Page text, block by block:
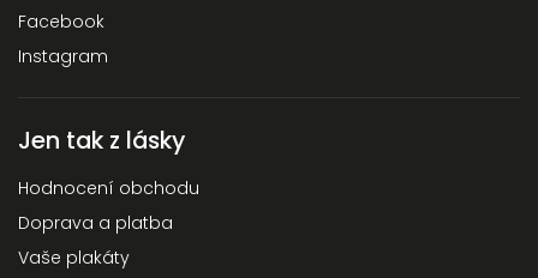
Facebook
Instagram
Jen tak z lásky
Hodnocení obchodu
Doprava a platba
Vaše plakáty